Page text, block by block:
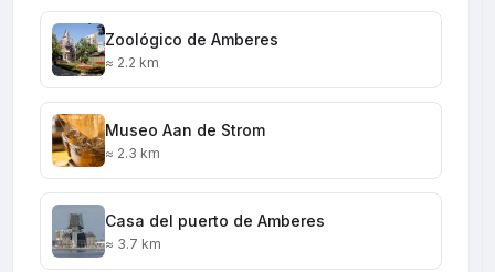
Zoológico de Amberes
≈ 2.2 km
Museo Aan de Strom
≈ 2.3 km
Casa del puerto de Amberes
≈ 3.7 km